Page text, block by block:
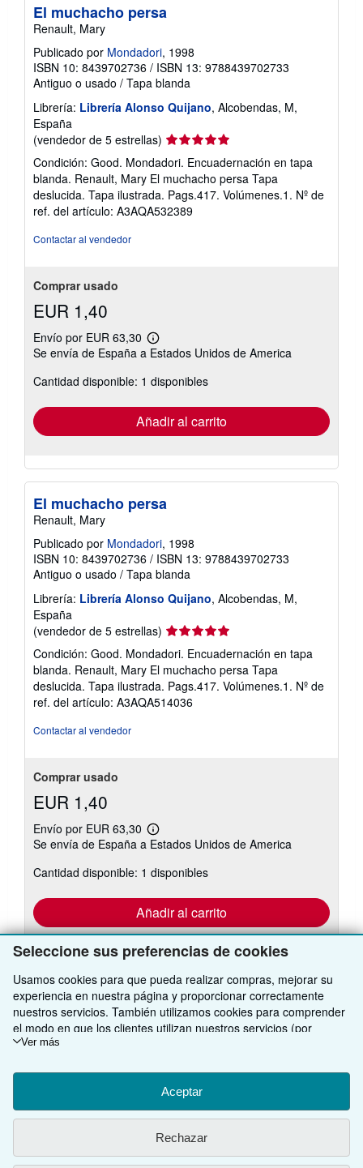
Seleccione sus preferencias de cookies
Usamos cookies para que pueda realizar compras, mejorar su
experiencia en nuestra página y proporcionar correctamente
nuestros servicios. También utilizamos cookies para comprender
el modo en que los clientes utilizan nuestros servicios (por
ejemplo, midiendo las visitas al sitio) y así poder realizar mejoras.
para mostrar contenido relevante en los anuncios y medir el
rendimiento de los mismos. Elija Rechazar si noestá de acuerdo
o Personalizar para obtener más información. Puede cambiar sus
opciones en cualquier momento visitando las
Para saber más sobre cómo se utilizan las cookies, visite
nuestroAviso de cookies. Para saber más sobre cómo usa
Ver más
Aceptar
Rechazar
El muchacho persa
Renault, Mary
Publicado por Mondadori, 1998
ISBN 10: 8439702736 / ISBN 13: 9788439702733
Antiguo o usado / Tapa blanda
Librería: Librería Alonso Quijano, Alcobendas, M,
España
(vendedor de 5 estrellas) Calificación
del
vendedor:
5
de
5
Condición: Good. Mondadori. Encuadernación en tapa
blanda. Renault, Mary El muchacho persa Tapa
deslucida. Tapa ilustrada. Pags.417. Volúmenes.1. Nº de
ref. del artículo: A3AQA532389
Contactar al vendedor
Comprar usado
EUR 1,40
Envío por EUR 63,30
Más
información
las
tarifas
envío
Se envía de España a Estados Unidos de America
Cantidad disponible: 1 disponibles
Añadir al carrito
El muchacho persa
Renault, Mary
Publicado por Mondadori, 1998
ISBN 10: 8439702736 / ISBN 13: 9788439702733
Antiguo o usado / Tapa blanda
Librería: Librería Alonso Quijano, Alcobendas, M,
España
(vendedor de 5 estrellas) Calificación
del
vendedor:
5
de
5
Condición: Good. Mondadori. Encuadernación en tapa
blanda. Renault, Mary El muchacho persa Tapa
deslucida. Tapa ilustrada. Pags.417. Volúmenes.1. Nº de
ref. del artículo: A3AQA514036
Contactar al vendedor
Comprar usado
EUR 1,40
Envío por EUR 63,30
Más
información
las
tarifas
envío
Se envía de España a Estados Unidos de America
Cantidad disponible: 1 disponibles
Añadir al carrito
Existen otras5copia(s) de este libro
Ver todos los resultados de su búsqueda
VOLVER AL INICIO
Compre con nosotros